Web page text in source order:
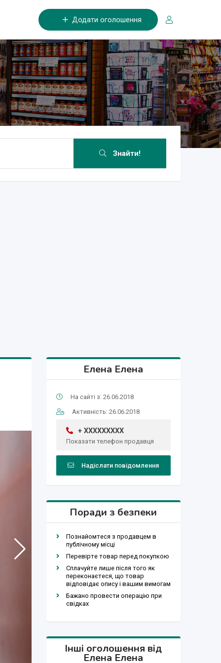
Додати оголошення
Знайти!
Елена Елена
На сайті з: 26.06.2018
Активність: 26.06.2018
+ XXXXXXXXX
Показати телефон продавця
Надіслати повідомлення
Поради з безпеки
Познайомтеся з продавцем в
публічному місці
Перевірте товар перед покупкою
Сплачуйте лише після того як
переконаєтеся, що товар
відповідає опису і вашим вимогам
Бажано провести операцію при
свідках
Інші оголошення від
Елена Елена